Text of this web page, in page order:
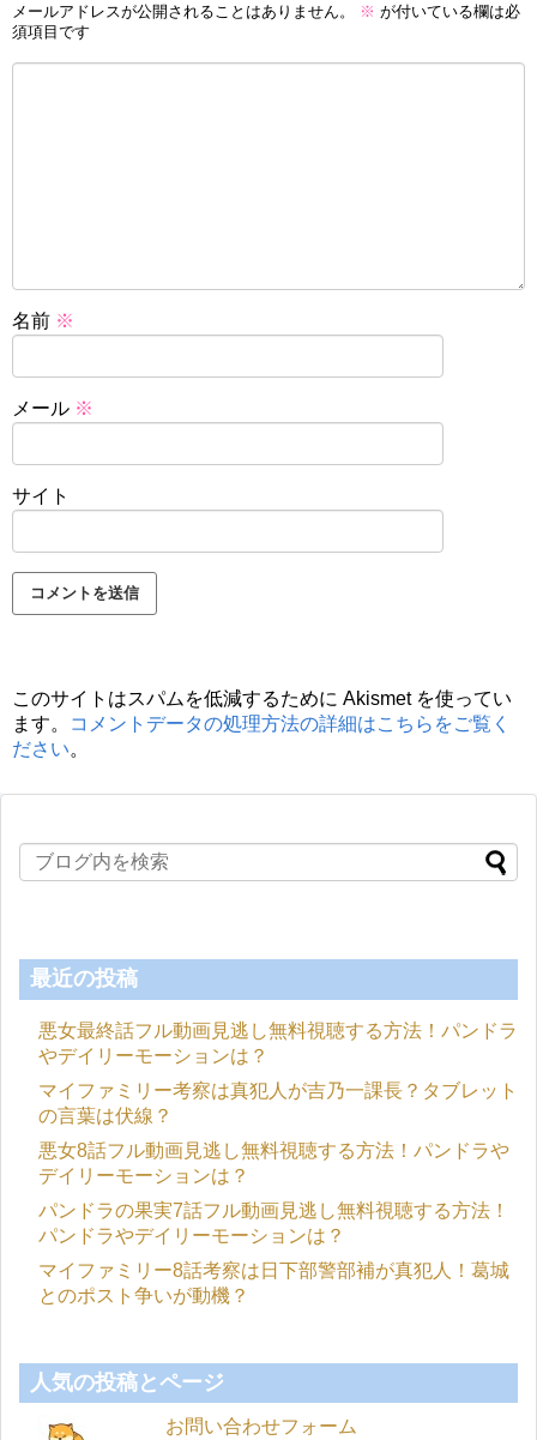
メールアドレスが公開されることはありません。 ※ が付いている欄は必
須項目です
名前 ※
メール ※
サイト
このサイトはスパムを低減するために Akismet を使ってい
ます。
コメントデータの処理方法の詳細はこちらをご覧く
ださい。
最近の投稿
悪女最終話フル動画見逃し無料視聴する方法！パンドラ
やデイリーモーションは？
マイファミリー考察は真犯人が吉乃一課長？タブレット
の言葉は伏線？
悪女8話フル動画見逃し無料視聴する方法！パンドラや
デイリーモーションは？
パンドラの果実7話フル動画見逃し無料視聴する方法！
パンドラやデイリーモーションは？
マイファミリー8話考察は日下部警部補が真犯人！葛城
とのポスト争いが動機？
人気の投稿とページ
お問い合わせフォーム